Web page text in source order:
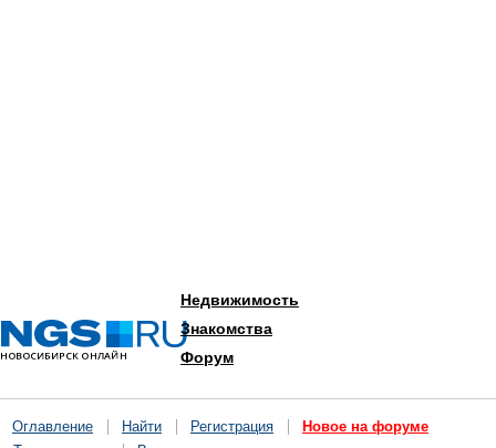
Недвижимость
Знакомства
Форум
Афиша
Оглавление Найти Регистрация
Новое на форуме